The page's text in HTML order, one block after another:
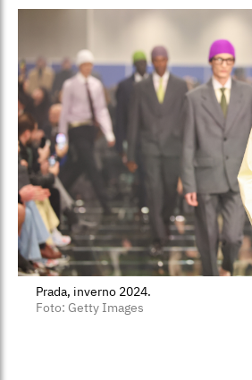
Prada, inverno 2024.
Foto: Getty Images